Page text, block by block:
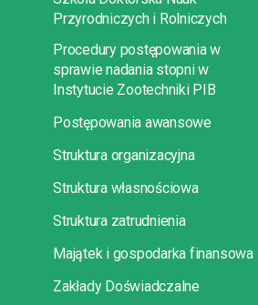
Przyrodniczych i Rolniczych
Procedury postępowania w
sprawie nadania stopni w
Instytucie Zootechniki PIB
Postępowania awansowe
Struktura organizacyjna
Struktura własnościowa
Struktura zatrudnienia
Majątek i gospodarka finansowa
Zakłady Doświadczalne